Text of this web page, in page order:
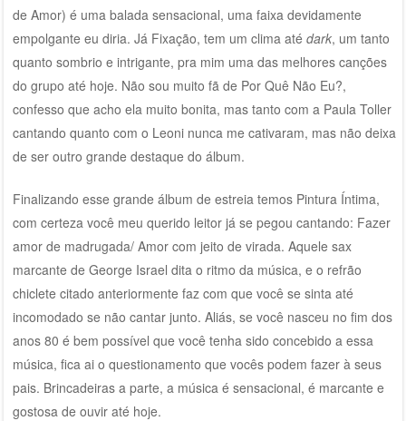
de Amor) é uma balada sensacional, uma faixa devidamente
empolgante eu diria. Já Fixação, tem um clima até dark, um tanto
quanto sombrio e intrigante, pra mim uma das melhores canções
do grupo até hoje. Não sou muito fã de Por Quê Não Eu?,
confesso que acho ela muito bonita, mas tanto com a Paula Toller
cantando quanto com o Leoni nunca me cativaram, mas não deixa
de ser outro grande destaque do álbum.
Finalizando esse grande álbum de estreia temos Pintura Íntima,
com certeza você meu querido leitor já se pegou cantando: Fazer
amor de madrugada/ Amor com jeito de virada. Aquele sax
marcante de George Israel dita o ritmo da música, e o refrão
chiclete citado anteriormente faz com que você se sinta até
incomodado se não cantar junto. Aliás, se você nasceu no fim dos
anos 80 é bem possível que você tenha sido concebido a essa
música, fica ai o questionamento que vocês podem fazer à seus
pais. Brincadeiras a parte, a música é sensacional, é marcante e
gostosa de ouvir até hoje.